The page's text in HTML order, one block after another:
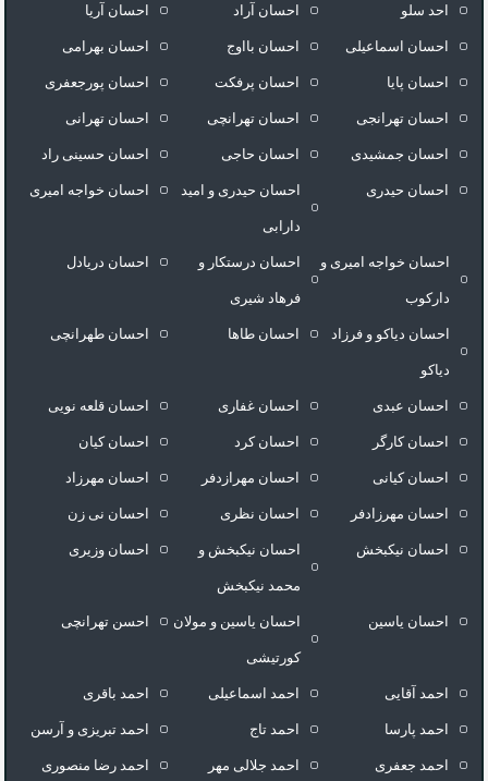
احد سلو احسان آراد احسان آریا
احسان اسماعیلی احسان بااوج احسان بهرامی
احسان پایا احسان پرفکت احسان پورجعفری
احسان تهرانجی احسان تهرانچی احسان تهرانی
احسان جمشیدی احسان حاجی احسان حسینی راد
احسان حیدری احسان حیدری و امید
دارابی
احسان خواجه امیری
احسان خواجه امیری و
دارکوب
احسان درستكار و
فرهاد شيرى
احسان دریادل
احسان دیاکو و فرزاد
دیاکو
احسان طاها احسان طهرانچی
احسان عبدی احسان غفاری احسان قلعه نویی
احسان کارگر احسان کرد احسان کیان
احسان کیانی احسان مهرازدفر احسان مهرزاد
احسان مهرزادفر احسان نظری احسان نی زن
احسان نیکبخش احسان نیکبخش و
محمد نیکبخش
احسان وزیری
احسان یاسین احسان یاسین و مولان
کورتیشی
احسن تهرانچی
احمد آقایی احمد اسماعیلی احمد باقری
احمد پارسا احمد تاج احمد تبریزی و آرسن
احمد جعفری احمد جلالی مهر احمد رضا منصوری